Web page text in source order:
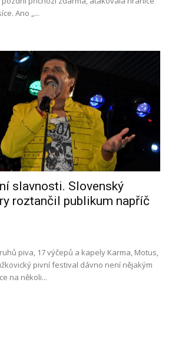
Ano „...
slavnosti. Slovenský
roztančil publikum napříč
piva, 17 výčepů a kapely Karma, Motus,
pivní festival dávno není nějakým
na několi...